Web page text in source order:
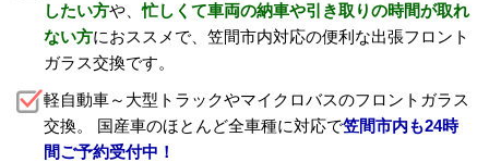
したい方や、忙しくて車両の納車や引き取りの時間が取れ
ない方におススメで、笠間市内対応の便利な出張フロント
ガラス交換です。
軽自動車～大型トラックやマイクロバスのフロントガラス
交換。 国産車のほとんど全車種に対応で笠間市内も24時
間ご予約受付中！